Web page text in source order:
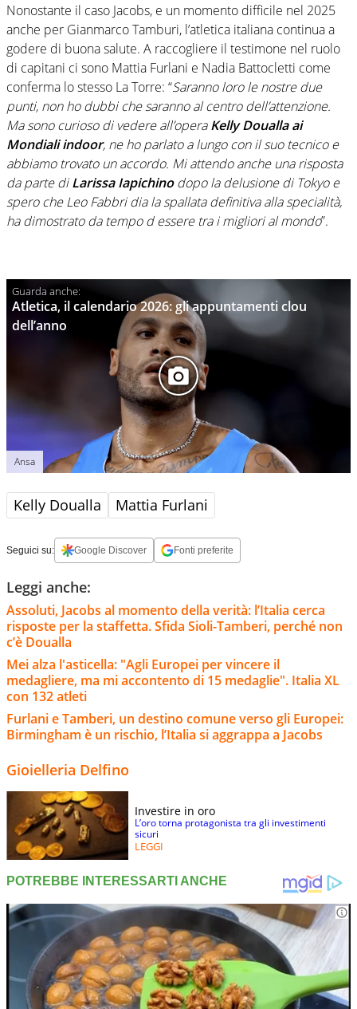
Nonostante il caso Jacobs, e un momento difficile nel 2025
anche per Gianmarco Tamburi, l’atletica italiana continua a
godere di buona salute. A raccogliere il testimone nel ruolo
di capitani ci sono Mattia Furlani e Nadia Battocletti come
conferma lo stesso La Torre: “Saranno loro le nostre due
punti, non ho dubbi che saranno al centro dell’attenzione.
Ma sono curioso di vedere all’operaKelly Doualla ai
Mondiali indoor, ne ho parlato a lungo con il suo tecnico e
abbiamo trovato un accordo. Mi attendo anche una risposta
da parte diLarissa Iapichinodopo la delusione di Tokyo e
spero che Leo Fabbri dia la spallata definitiva alla specialità,
ha dimostrato da tempo d essere tra i migliori al mondo”.
Atletica, il calendario 2026: gli appuntamenti clou
dell’anno
Ansa
Kelly Doualla Mattia Furlani
Seguici su: Google Discover Fonti preferite
Leggi anche:
Assoluti, Jacobs al momento della verità: l’Italia cerca
risposte per la staffetta. Sfida Sioli-Tamberi, perché non
c’è Doualla
Mei alza l'asticella: "Agli Europei per vincere il
medagliere, ma mi accontento di 15 medaglie". Italia XL
con 132 atleti
Furlani e Tamberi, un destino comune verso gli Europei:
Birmingham è un rischio, l’Italia si aggrappa a Jacobs
Gioielleria Delfino
Investire in oro
L’oro torna protagonista tra gli investimenti
sicuri
LEGGI